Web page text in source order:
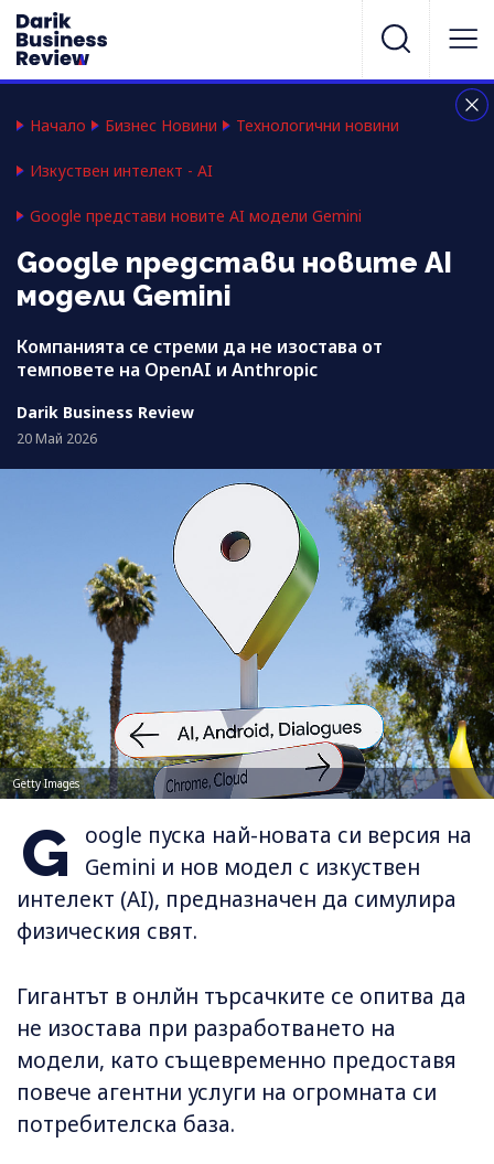
Начало Бизнес Новини Технологични новини
Изкуствен интелект - AI
Google представи новите AI модели Gemini
Google представи новите AI
модели Gemini
Компанията се стреми да не изостава от
темповете на OpenAI и Anthropic
Darik Business Review
20 Май 2026
Getty Images
G
oogle пуска най-новата си версия на
Gemini и нов модел с изкуствен
интелект (AI), предназначен да симулира
физическия свят.
Гигантът в онлйн търсачките се опитва да
не изостава при разработването на
модели, като същевременно предоставя
повече агентни услуги на огромната си
потребителска база.